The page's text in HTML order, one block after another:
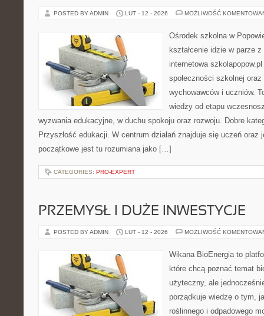
POSTED BY ADMIN LUT - 12 - 2026 MOŻLIWOŚĆ
Ośrodek szkolna w
kształcenie idzie w parze
internetowa
społeczności szkolnej
wychowawców i uczniów.
wiedzy od etapu
wyzwania edukacyjne, w duchu spokoju oraz rozwoju. Dobre
Przyszłość edukacji. W centrum działań znajduje się uczeń oraz
początkowe jest tu rozumiana jako […]
CATEGORIES: PRO-EXPERT
PRZEMYSŁ I DUŻE INWESTYCJE
POSTED BY ADMIN LUT - 12 - 2026 MOŻLIWOŚĆ
Wikana BioEnergia to
które chcą poznać temat
użyteczny, ale
porządkuje wiedzę o tym,
roślinnego i odpadowego